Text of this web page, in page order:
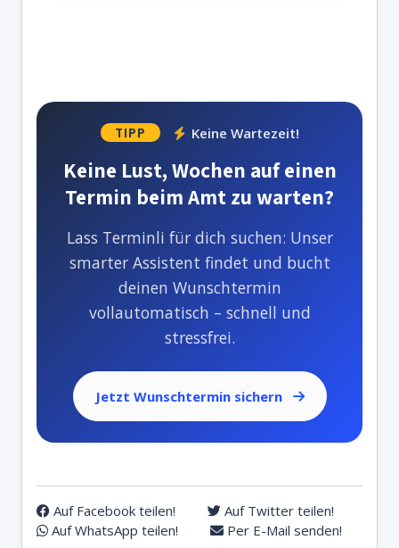
TIPP Keine Wartezeit!
Keine Lust, Wochen auf einen
Termin beim Amt zu warten?
Lass Terminli für dich suchen: Unser
smarter Assistent findet und bucht
deinen Wunschtermin
vollautomatisch – schnell und
stressfrei.
Jetzt Wunschtermin sichern
Auf Facebook teilen!
Auf Twitter teilen!
Auf WhatsApp teilen!
Per E-Mail senden!